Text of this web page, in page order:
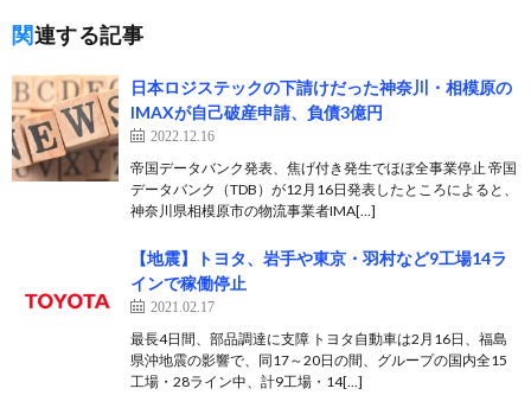
関連する記事
日本ロジステックの下請けだった神奈川・相模原の
IMAXが自己破産申請、負債3億円
2022.12.16
帝国データバンク発表、焦げ付き発生でほぼ全事業停止 帝国
データバンク（TDB）が12月16日発表したところによると、
神奈川県相模原市の物流事業者IMA[…]
【地震】トヨタ、岩手や東京・羽村など9工場14ラ
インで稼働停止
2021.02.17
最長4日間、部品調達に支障 トヨタ自動車は2月16日、福島
県沖地震の影響で、同17～20日の間、グループの国内全15
工場・28ライン中、計9工場・14[…]